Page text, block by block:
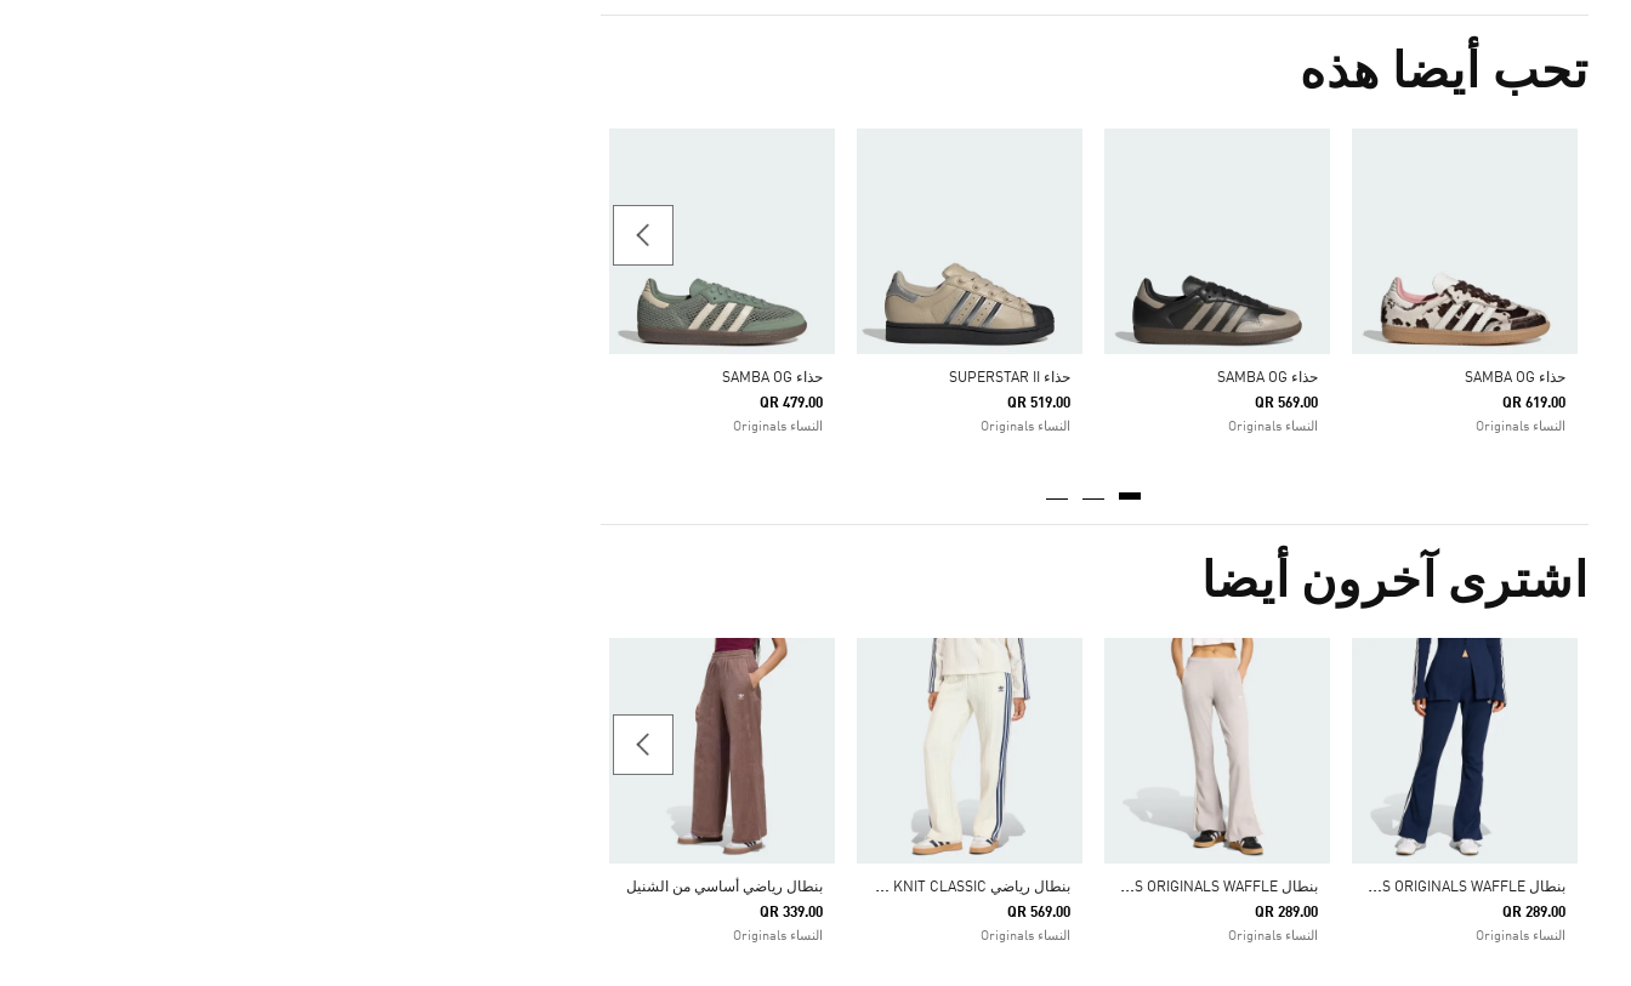
تحب أيضا هذه
حذاء SAMBA OG
QR 619.00
النساء Originals
حذاء SAMBA OG
QR 569.00
النساء Originals
حذاء SUPERSTAR II
QR 519.00
النساء Originals
حذاء SAMBA OG
QR 479.00
النساء Originals
اشترى آخرون أيضا
ب
نطال ADIDAS ORIGINALS WAFFLE
QR 289.00
النساء Originals
ب
نطال ADIDAS ORIGINALS WAFFLE
QR 289.00
النساء Originals
ب
نطال رياضي ADIDAS ORIGINALS KNIT CLASSIC
QR 569.00
النساء Originals
بنطال رياضي أساسي من الشنيل
QR 339.00
النساء Originals